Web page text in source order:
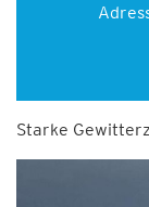
Starke